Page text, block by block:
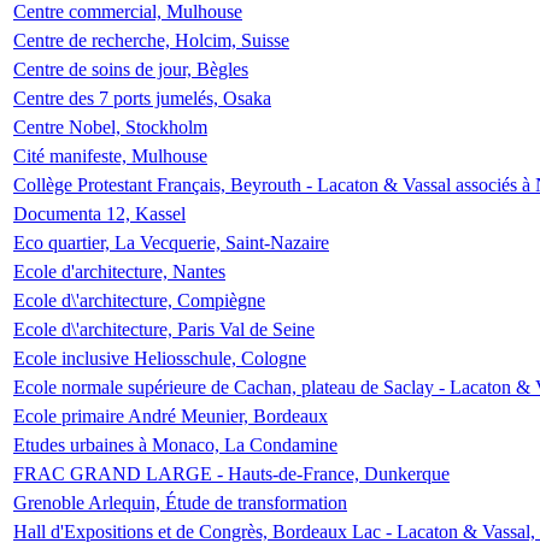
Centre commercial, Mulhouse
Centre de recherche, Holcim, Suisse
Centre de soins de jour, Bègles
Centre des 7 ports jumelés, Osaka
Centre Nobel, Stockholm
Cité manifeste, Mulhouse
Collège Protestant Français, Beyrouth - Lacaton & Vassal associés
Documenta 12, Kassel
Eco quartier, La Vecquerie, Saint-Nazaire
Ecole d'architecture, Nantes
Ecole d\'architecture, Compiègne
Ecole d\'architecture, Paris Val de Seine
Ecole inclusive Heliosschule, Cologne
Ecole normale supérieure de Cachan, plateau de Saclay - Lacaton &
Ecole primaire André Meunier, Bordeaux
Etudes urbaines à Monaco, La Condamine
FRAC GRAND LARGE - Hauts-de-France, Dunkerque
Grenoble Arlequin, Étude de transformation
Hall d'Expositions et de Congrès, Bordeaux Lac - Lacaton &